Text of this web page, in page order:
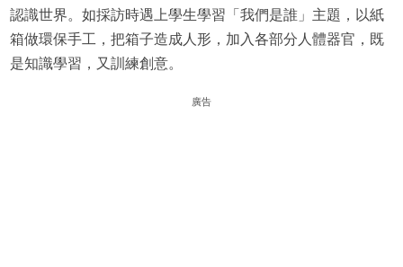
認識世界。如採訪時遇上學生學習「我們是誰」主題，以紙
箱做環保手工，把箱子造成人形，加入各部分人體器官，既
是知識學習，又訓練創意。
廣告